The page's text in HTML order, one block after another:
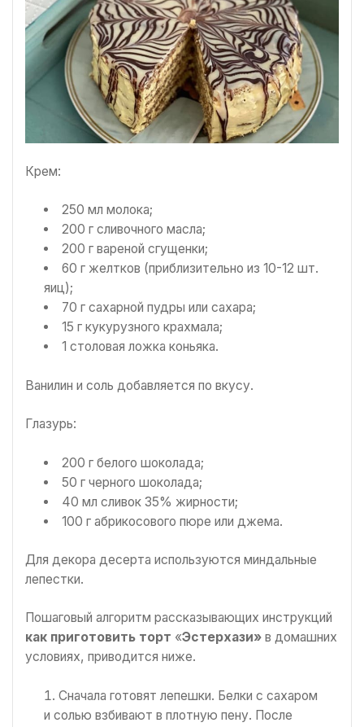
Крем:
250 мл молока;
200 г сливочного масла;
200 г вареной сгущенки;
60 г желтков (приблизительно из 10-12 шт.
яиц);
70 г сахарной пудры или сахара;
15 г кукурузного крахмала;
1 столовая ложка коньяка.
Ванилин и соль добавляется по вкусу.
Глазурь:
200 г белого шоколада;
50 г черного шоколада;
40 мл сливок 35% жирности;
100 г абрикосового пюре или джема.
Для декора десерта используются миндальные
лепестки.
Пошаговый алгоритм рассказывающих инструкций
как приготовить торт «Эстерхази» в домашних
условиях, приводится ниже.
Сначала готовят лепешки. Белки с сахаром
и солью взбивают в плотную пену. После